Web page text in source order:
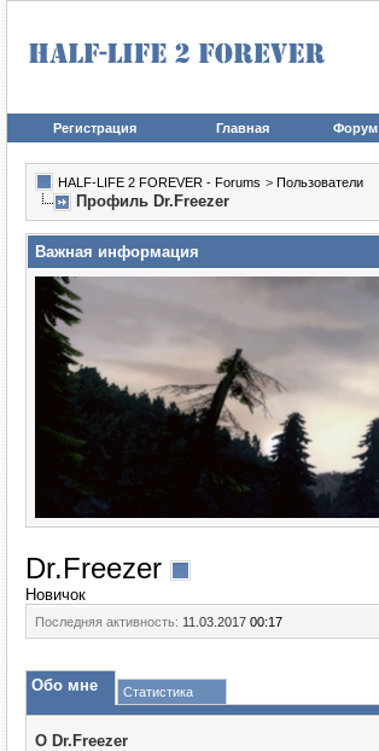
Регистрация Главная Форум
HALF-LIFE 2 FOREVER - Forums > Пользователи
Профиль Dr.Freezer
Важная информация
Dr.Freezer
Новичок
Последняя активность: 11.03.2017 00:17
Обо мне Статистика
О Dr.Freezer